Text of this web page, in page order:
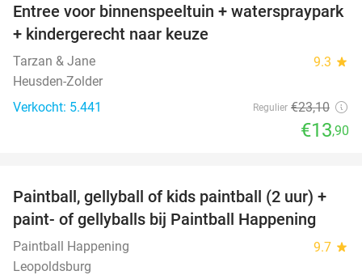
40%
Entree voor binnenspeeltuin + waterspraypark
+ kindergerecht naar keuze
Tarzan & Jane 9.3 star
Heusden-Zolder
Verkocht: 5.441
Regulier €23,10
€13,90
41%
Paintball, gellyball of kids paintball (2 uur) +
paint- of gellyballs bij Paintball Happening
Paintball Happening 9.7 star
Leopoldsburg